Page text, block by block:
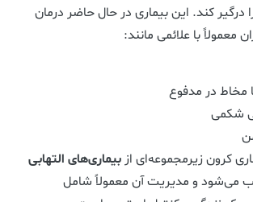
درگیر کند. این بیماری در حال حاضر درمان
معمولاً با علائمی مانند:
مخاط در مدفوع
شکمی
کرون زیرمجموعه‌ای از بیماری‌های التهابی
می‌شود و مدیریت آن معمولاً شامل